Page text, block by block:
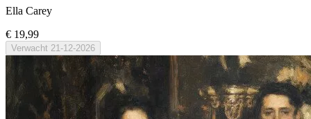
Ella Carey
€ 19,99
Verwacht 21-12-2026